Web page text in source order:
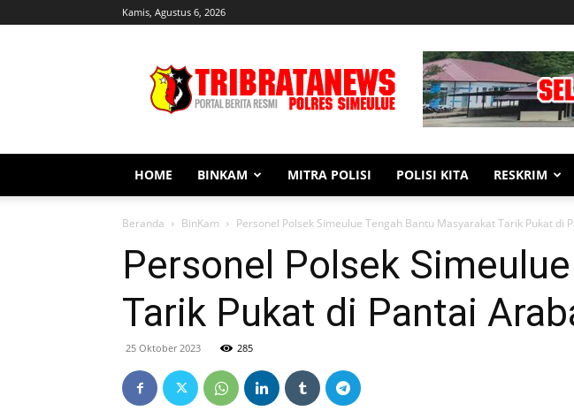
Kamis, Agustus 6, 2026
Simeulue
HOME BINKAM MITRA POLISI POLISI KITA RESKRIM
Beranda BinKam Personel Polsek Simeulue Tengah Bantu Masyarakat Tarik Pukat di
Personel Polsek
Tarik Pukat di Pantai
25 Oktober 2023 285